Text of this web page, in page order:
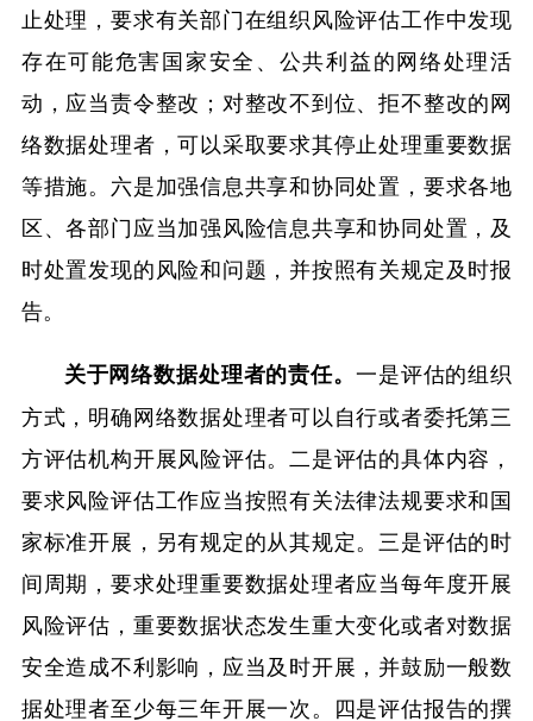
止处理，要求有关部门在组织风险评估工作中发现
存在可能危害国家安全、公共利益的网络处理活
动，应当责令整改；对整改不到位、拒不整改的网
络数据处理者，可以采取要求其停止处理重要数据
等措施。六是加强信息共享和协同处置，要求各地
区、各部门应当加强风险信息共享和协同处置，及
时处置发现的风险和问题，并按照有关规定及时报
告。
关于网络数据处理者的责任。 一是评估的组织
方式，明确网络数据处理者可以自行或者委托第三
方评估机构开展风险评估。二是评估的具体内容，
要求风险评估工作应当按照有关法律法规要求和国
家标准开展，另有规定的从其规定。三是评估的时
间周期，要求处理重要数据处理者应当每年度开展
风险评估，重要数据状态发生重大变化或者对数据
安全造成不利影响，应当及时开展，并鼓励一般数
据处理者至少每三年开展一次。四是评估报告的撰